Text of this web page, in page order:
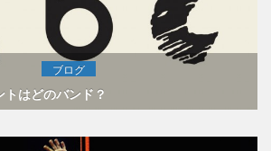
ブログ
はどのバンド？